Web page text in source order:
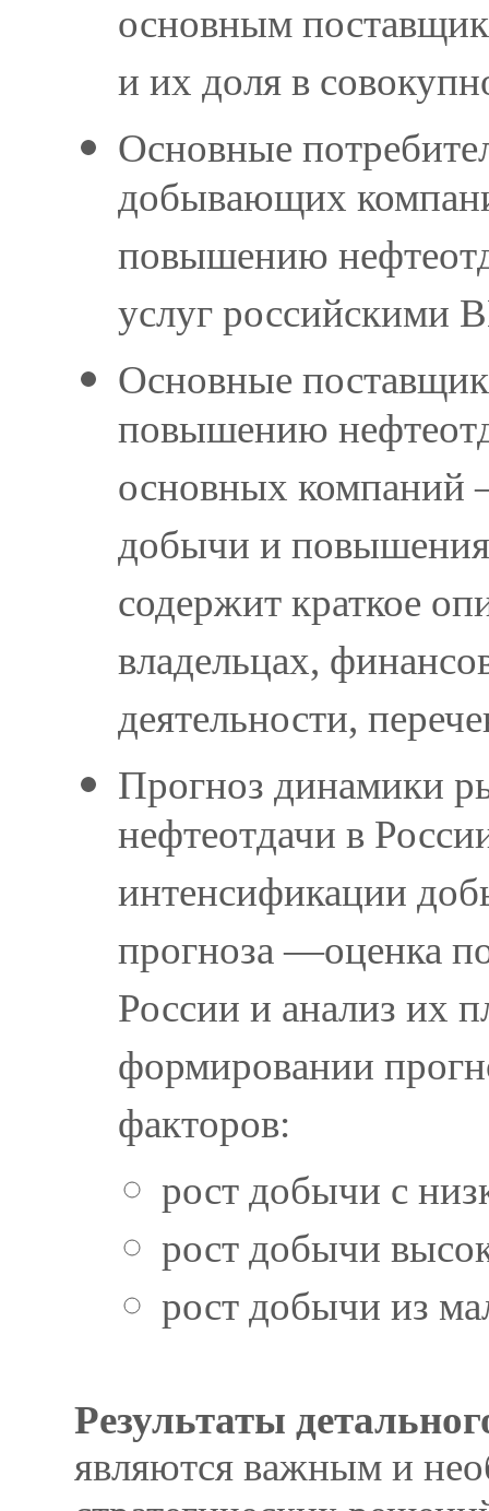
основным
и их доля в
Основные
добывающих
повышению
услуг российскими
Основные
повышению
основных компаний
добычи и
содержит краткое
владельцах,
деятельности,
Прогноз динамики
нефтеотдачи в
интенсификации
прогноза —оценка
России и анализ их
формировании
факторов:
рост добычи с
рост добычи
рост добычи из
Результаты
являются важным и